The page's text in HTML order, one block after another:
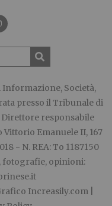
Società,
presso il Tribunale di
Direttore responsabile
Vittorio Emanuele II, 167
- N. REA: To 1187150
fotografie, opinioni:
Increasily.com